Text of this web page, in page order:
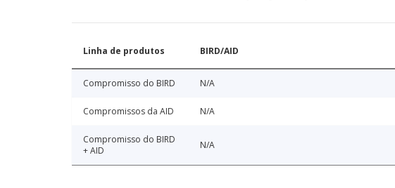
Linha de produtos BIRD/AID
Compromisso do BIRD N/A
Compromissos da AID N/A
Compromisso do BIRD
+ AID
N/A